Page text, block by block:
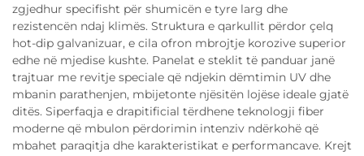
zgjedhur specifisht për shumicën e tyre larg dhe
rezistencën ndaj klimës. Struktura e qarkullit përdor çelq
hot-dip galvanizuar, e cila ofron mbrojtje korozive superior
edhe në mjedise kushte. Panelat e steklit të panduar janë
trajtuar me revitje speciale që ndjekin dëmtimin UV dhe
mbanin parathenjen, mbijetonte njësitën lojëse ideale gjatë
ditës. Siperfaqja e drapitificial tërdhene teknologji fiber
moderne që mbulon përdorimin intenziv ndërkohë që
mbahet paraqitja dhe karakteristikat e performancave. Krejt